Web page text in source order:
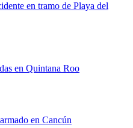
en tramo de Playa del
en Quintana Roo
en Cancún